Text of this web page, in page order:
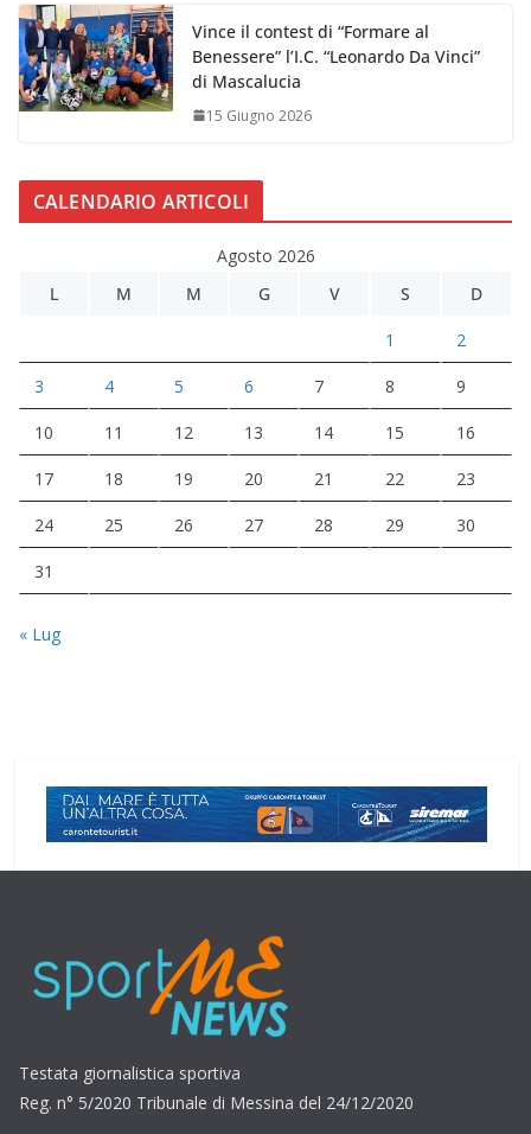
Vince il contest di “Formare al
Benessere” l’I.C. “Leonardo Da Vinci”
di Mascalucia
15 Giugno 2026
CALENDARIO ARTICOLI
Agosto 2026
L
M M G V S D
1 2
3 4 5 6 7 8 9
10 11 12 13 14 15 16
17 18 19 20 21 22 23
24 25 26 27 28 29 30
31
« Lug
Testata giornalistica sportiva
Reg. n° 5/2020 Tribunale di Messina del 24/12/2020